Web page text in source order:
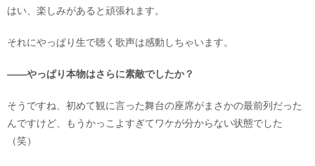
はい、楽しみがあると頑張れます。
それにやっぱり生で聴く歌声は感動しちゃいます。
――やっぱり本物はさらに素敵でしたか？
そうですね、初めて観に言った舞台の座席がまさかの最前列だった
んですけど、もうかっこよすぎてワケが分からない状態でした
（笑）